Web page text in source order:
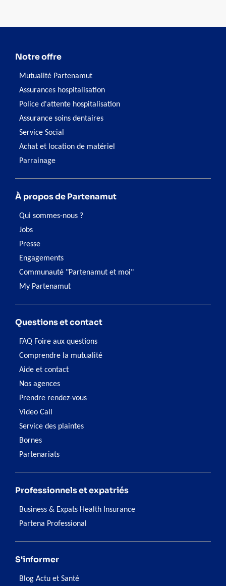
Notre offre
Mutualité Partenamut
Assurances hospitalisation
Police d'attente hospitalisation
Assurance soins dentaires
Service Social
Achat et location de matériel
Parrainage
À propos de Partenamut
Qui sommes-nous ?
Jobs
Presse
Engagements
Communauté "Partenamut et moi"
My Partenamut
Questions et contact
FAQ Foire aux questions
Comprendre la mutualité
Aide et contact
Nos agences
Prendre rendez-vous
Video Call
Service des plaintes
Bornes
Partenariats
Professionnels et expatriés
Business & Expats Health Insurance
Partena Professional
S'informer
Blog Actu et Santé